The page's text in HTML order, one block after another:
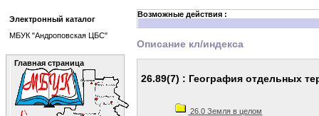
Возможные действия :
Описание кл/индекса
26.89(7) : География отдельных
26.0 Земля в целом
Электронный каталог
МБУК "Андроповская ЦБС"
Главная страница